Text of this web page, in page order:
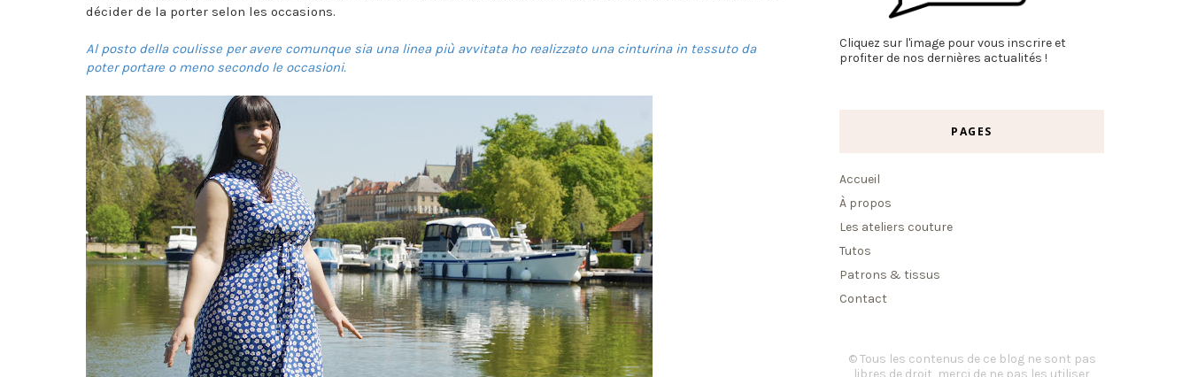
décider de la porter selon les occasions.
Al posto della coulisse per avere comunque sia una linea più avvitata ho realizzato una cinturina in tessuto da
poter portare o meno secondo le occasioni.
Cliquez sur l'image pour vous inscrire et
profiter de nos dernières actualités !
PAGES
Accueil
À propos
Les ateliers couture
Tutos
Patrons & tissus
Contact
© Tous les contenus de ce blog ne sont pas
libres de droit, merci de ne pas les utiliser